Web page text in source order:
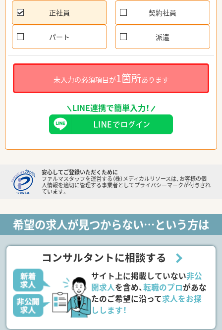
正社員 契約社員
パート 派遣
未入力の必須項目が1箇所あります
LINE連携で簡単入力！
安心してご登録いただくために
ファルマスタッフを運営する（株）メディカルリソースは、お客様の個
人情報を適切に管理する事業者としてプライバシーマークが付与され
ています。
希望の求人が見つからない…という方は
コンサルタントに相談する
サイト上に掲載していない非公
開求人を含め、転職のプロがあな
たのご希望に沿って求人をお探
しします！